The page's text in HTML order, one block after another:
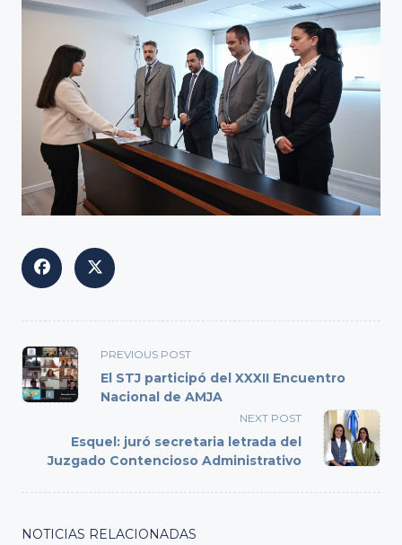
<span
class="nav-
subtitle
reader-
text">Page</span>
PREVIOUS POST
El STJ participó del XXXII Encuentro
Nacional de AMJA
NEXT POST
Esquel: juró secretaria letrada del
Juzgado Contencioso Administrativo
NOTICIAS RELACIONADAS